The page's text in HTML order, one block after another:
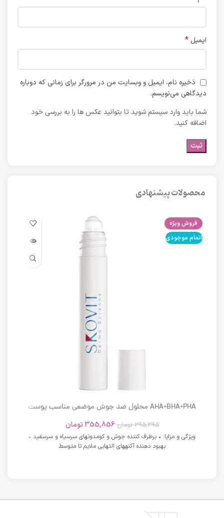
ایمیل *
ذخیره نام، ایمیل و وبسایت من در مرورگر برای زمانی که دوباره
دیدگاهی می‌نویسم.
شما باید وارد سیستم شوید تا بتوانید عکس ها را به بررسی خود
اضافه کنید.
محصولات پیشنهادی
فروش ویژه
اتمام موجودی
AHA+BHA+PHA محلول ضد جوش موضعی مناسب پوست
395,395 تومان 355,856 تومان
ویژگی و مزایا: • برطرف کننده جوش و کومدونهای سرسیاه و سرسفید •
بهبود دهنده آکنههای التهابی ملایم تا متوسط